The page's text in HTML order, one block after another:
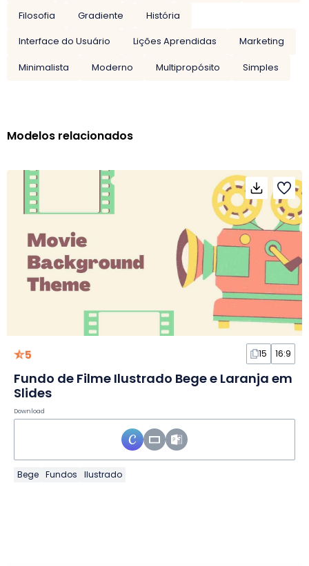
Filosofia
Gradiente
História
Interface do Usuário
Lições Aprendidas
Marketing
Minimalista
Moderno Multipropósito Simples
Modelos relacionados
5 15 16:9
Fundo de Filme Ilustrado Bege e Laranja em
Slides
Download
Bege Fundos Ilustrado